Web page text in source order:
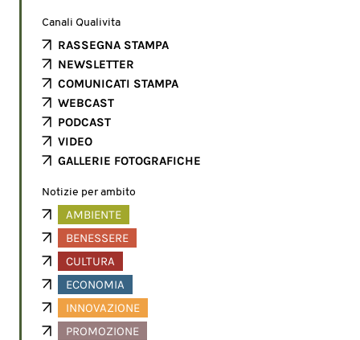
Canali Qualivita
RASSEGNA STAMPA
NEWSLETTER
COMUNICATI STAMPA
WEBCAST
PODCAST
VIDEO
GALLERIE FOTOGRAFICHE
Notizie per ambito
AMBIENTE
BENESSERE
CULTURA
ECONOMIA
INNOVAZIONE
PROMOZIONE